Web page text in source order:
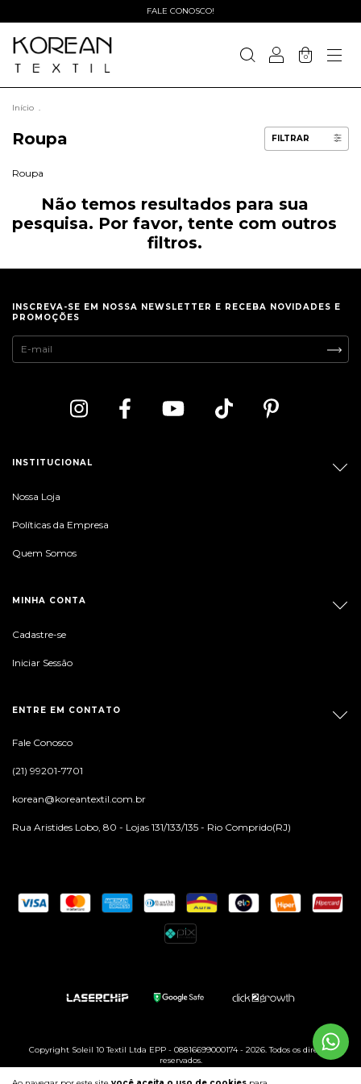
FALE CONOSCO!
0
Início .
Roupa FILTRAR
Roupa
Não temos resultados para sua
pesquisa. Por favor, tente com outros
filtros.
INSCREVA-SE EM NOSSA NEWSLETTER E RECEBA NOVIDADES E
PROMOÇÕES
INSTITUCIONAL
Nossa Loja
Políticas da Empresa
Quem Somos
MINHA CONTA
Cadastre-se
Iniciar Sessão
ENTRE EM CONTATO
Fale Conosco
(21) 99201-7701
korean@koreantextil.com.br
Rua Aristides Lobo, 80 - Lojas 131/133/135 - Rio Comprido(RJ)
Copyright Soleil 10 Textil Ltda EPP - 08816699000174 - 2026. Todos os direitos
reservados.